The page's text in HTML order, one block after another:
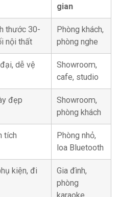
gian
thước 30-
nội thất
Phòng khách,
phòng nghe
dễ vệ
Showroom,
cafe, studio
đẹp
Showroom,
phòng khách
tích
Phòng nhỏ,
loa Bluetooth
kiện, đi
Gia đình,
phòng